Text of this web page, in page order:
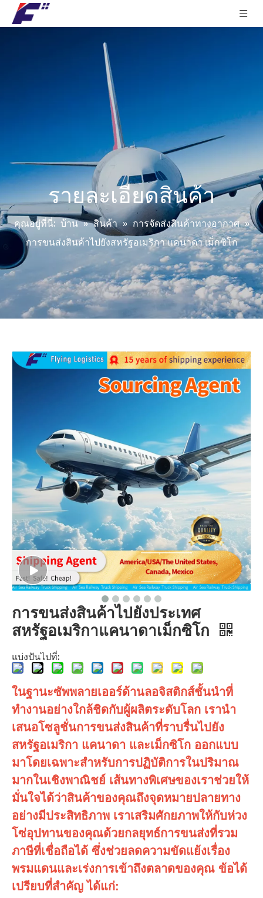
รายละเอียดสินค้า
คุณอยู่ที่นี่: บ้าน » สินค้า » การจัดส่งสินค้าทางอากาศ »
การขนส่งสินค้าไปยังสหรัฐอเมริกา แคนาดา เม็กซิโก
การขนส่งสินค้าไปยังประเทศ
สหรัฐอเมริกาแคนาดาเม็กซิโก
แบ่งปันไปที่:
ในฐานะซัพพลายเออร์ด้านลอจิสติกส์ชั้นนำที่
ทำงานอย่างใกล้ชิดกับผู้ผลิตระดับโลก เรานำ
เสนอโซลูชั่นการขนส่งสินค้าที่ราบรื่นไปยัง
สหรัฐอเมริกา แคนาดา และเม็กซิโก ออกแบบ
มาโดยเฉพาะสำหรับการปฏิบัติการในปริมาณ
มากในเชิงพาณิชย์ เส้นทางพิเศษของเราช่วยให้
มั่นใจได้ว่าสินค้าของคุณถึงจุดหมายปลายทาง
อย่างมีประสิทธิภาพ เราเสริมศักยภาพให้กับห่วง
โซ่อุปทานของคุณด้วยกลยุทธ์การขนส่งที่รวม
ภาษีที่เชื่อถือได้ ซึ่งช่วยลดความขัดแย้งเรื่อง
พรมแดนและเร่งการเข้าถึงตลาดของคุณ ข้อได้
เปรียบที่สำคัญ ได้แก่: